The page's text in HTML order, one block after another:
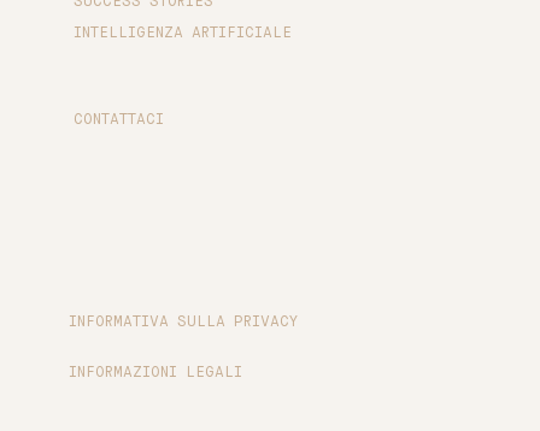
INTELLIGENZA ARTIFICIALE
CONTATTACI
INFORMATIVA SULLA PRIVACY
INFORMAZIONI LEGALI